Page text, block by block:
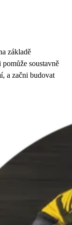
základě
soustavně
a začni budovat